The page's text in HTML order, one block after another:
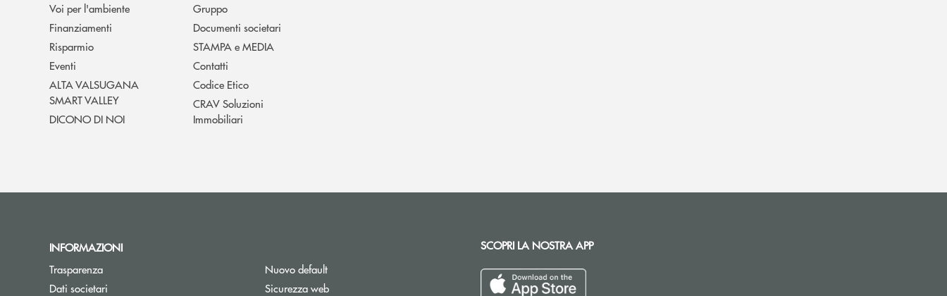
Voi per l'ambiente
Finanziamenti
Risparmio
Eventi
ALTA VALSUGANA
SMART VALLEY
DICONO DI NOI
Gruppo
Documenti societari
STAMPA e MEDIA
Contatti
Codice Etico
CRAV Soluzioni
Immobiliari
INFORMAZIONI
Trasparenza
Dati societari
Nuovo default
Sicurezza web
SCOPRI LA NOSTRA APP